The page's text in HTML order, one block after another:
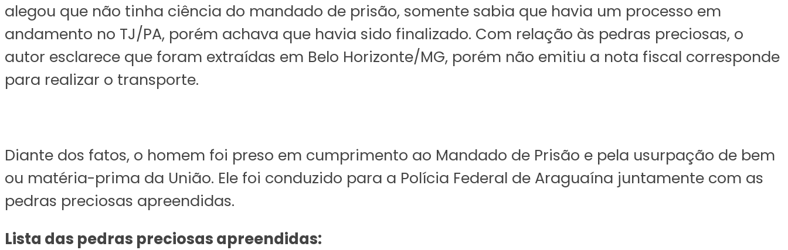
alegou que não tinha ciência do mandado de prisão, somente sabia que havia um processo em
andamento no TJ/PA, porém achava que havia sido finalizado. Com relação às pedras preciosas, o
autor esclarece que foram extraídas em Belo Horizonte/MG, porém não emitiu a nota fiscal corresponde
para realizar o transporte.
Diante dos fatos, o homem foi preso em cumprimento ao Mandado de Prisão e pela usurpação de bem
ou matéria-prima da União. Ele foi conduzido para a Polícia Federal de Araguaína juntamente com as
pedras preciosas apreendidas.
Lista das pedras preciosas apreendidas: